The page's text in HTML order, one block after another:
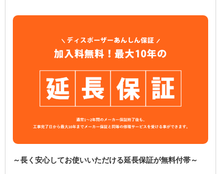
～長く安心してお使いいただける延長保証が無料付帯～